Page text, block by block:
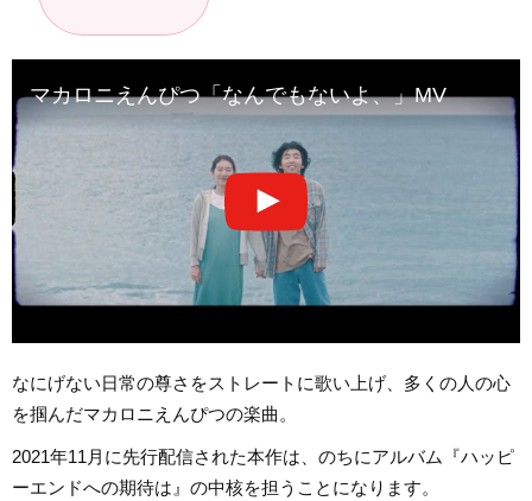
マカロニえんぴつ「なんでもないよ、」MV
なにげない日常の尊さをストレートに歌い上げ、多くの人の心
を掴んだマカロニえんぴつの楽曲。
2021年11月に先行配信された本作は、のちにアルバム『ハッピ
ーエンドへの期待は』の中核を担うことになります。